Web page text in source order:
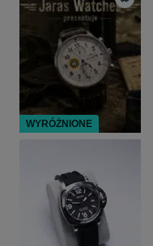
WYRÓŻNIONE